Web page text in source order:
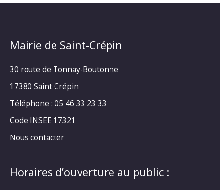
Mairie de Saint-Crépin
30 route de Tonnay-Boutonne
17380 Saint Crépin
Téléphone : 05 46 33 23 33
Code INSEE 17321
Nous contacter
Horaires d’ouverture au public :